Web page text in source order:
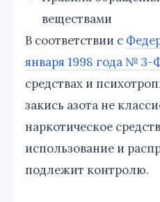
веществами
В соответствии с
января 1998 года № 3-
средствах и
закись азота не
наркотическое
использование и
подлежит контролю.